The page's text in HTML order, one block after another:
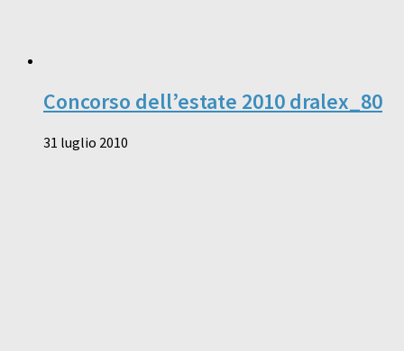
Concorso dell’estate 2010 dralex_80
31 luglio 2010